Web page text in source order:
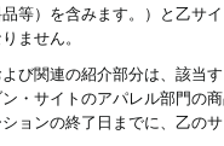
等）を含みます。）と乙サ
ません。
び関連の紹介部分は、該当
・サイトのアパレル部門の
ョンの終了日までに、乙の